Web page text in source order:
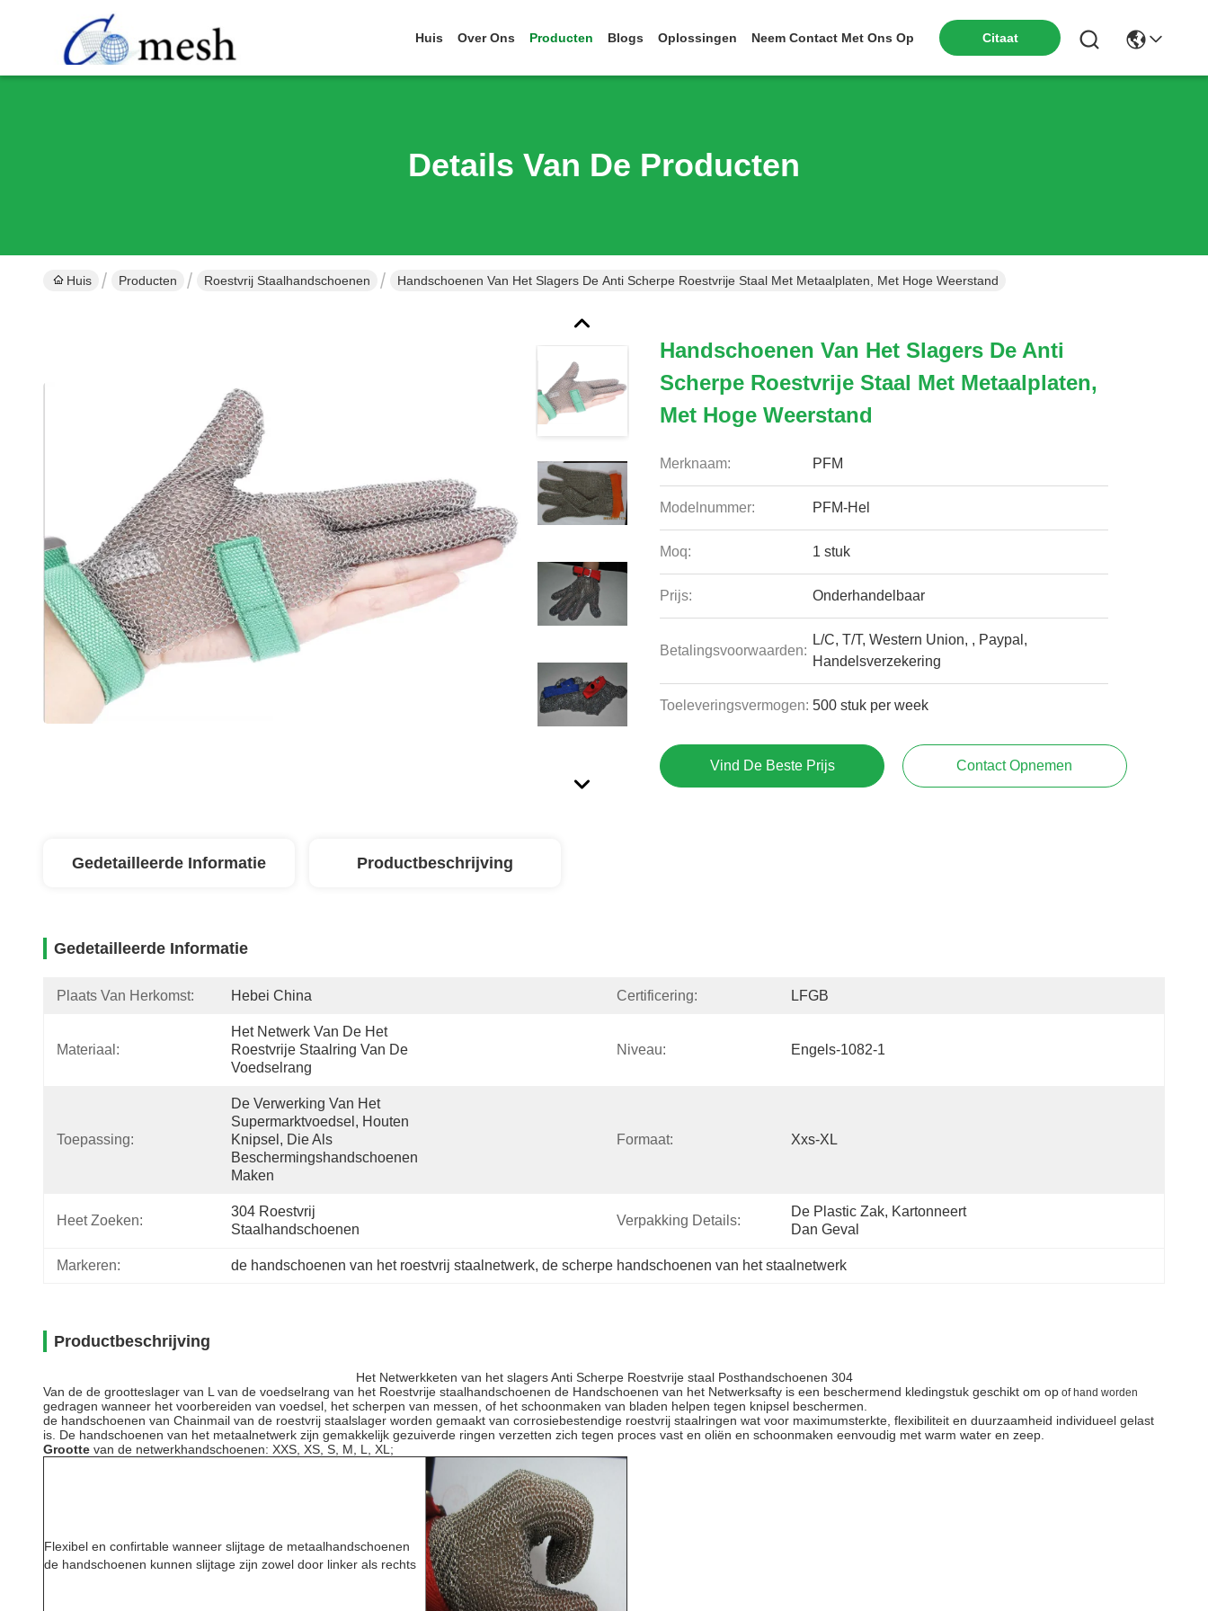
Huis Over Ons Producten Blogs Oplossingen Neem Contact Met Ons Op Citaat
Details Van De Producten
Huis Producten Roestvrij Staalhandschoenen Handschoenen Van Het Slagers De Anti Scherpe Roestvrije Staal Met Metaalplaten, Met Hoge Weerstand
Handschoenen Van Het Slagers De Anti
Scherpe Roestvrije Staal Met Metaalplaten,
Met Hoge Weerstand
Merknaam: PFM
Modelnummer: PFM-Hel
Moq: 1 stuk
Prijs: Onderhandelbaar
Betalingsvoorwaarden:
L/C, T/T, Western Union, , Paypal,
Handelsverzekering
Toeleveringsvermogen: 500 stuk per week
Vind De Beste Prijs Contact Opnemen
Gedetailleerde Informatie Productbeschrijving
Gedetailleerde Informatie
Plaats Van Herkomst: Hebei China Certificering: LFGB
Materiaal:
Het Netwerk Van De Het
Roestvrije Staalring Van De
Voedselrang
Niveau: Engels-1082-1
Toepassing:
De Verwerking Van Het
Supermarktvoedsel, Houten
Knipsel, Die Als
Beschermingshandschoenen
Maken
Formaat: Xxs-XL
Heet Zoeken:
304 Roestvrij
Staalhandschoenen
Verpakking Details:
De Plastic Zak, Kartonneert
Dan Geval
Markeren: de handschoenen van het roestvrij staalnetwerk, de scherpe handschoenen van het staalnetwerk
Productbeschrijving
Het Netwerkketen van het slagers Anti Scherpe Roestvrije staal Posthandschoenen 304
Van de de grootteslager van L van de voedselrang van het Roestvrije staalhandschoenen de Handschoenen van het Netwerksafty is een beschermend kledingstuk geschikt om op of hand worden
gedragen wanneer het voorbereiden van voedsel, het scherpen van messen, of het schoonmaken van bladen helpen tegen knipsel beschermen.
de handschoenen van Chainmail van de roestvrij staalslager worden gemaakt van corrosiebestendige roestvrij staalringen wat voor maximumsterkte, flexibiliteit en duurzaamheid individueel gelast
is. De handschoenen van het metaalnetwerk zijn gemakkelijk gezuiverde ringen verzetten zich tegen proces vast en oliën en schoonmaken eenvoudig met warm water en zeep.
Grootte van de netwerkhandschoenen: XXS, XS, S, M, L, XL;
Flexibel en confirtable wanneer slijtage de metaalhandschoenen
de handschoenen kunnen slijtage zijn zowel door linker als rechts